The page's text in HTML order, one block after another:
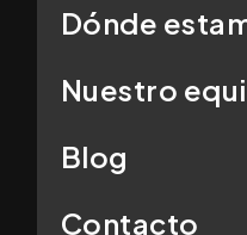
Dónde
Nuestro
Blog
Contacto